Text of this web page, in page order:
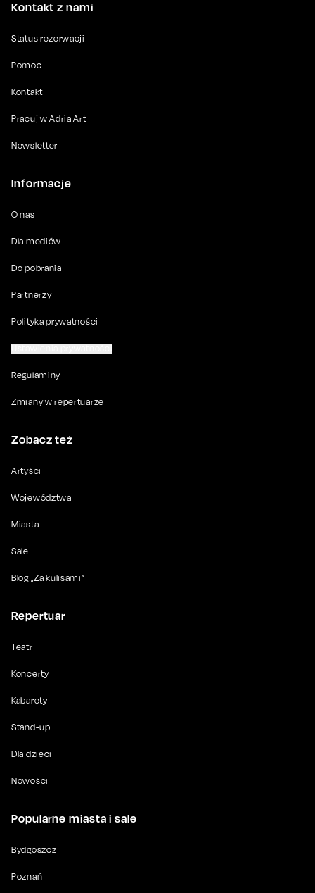
Kontakt z nami
Status rezerwacji
Pomoc
Kontakt
Pracuj w Adria Art
Newsletter
Informacje
O nas
Dla mediów
Do pobrania
Partnerzy
Polityka prywatności
Regulaminy
Zmiany w repertuarze
Zobacz też
Artyści
Województwa
Miasta
Sale
Blog „Za kulisami”
Repertuar
Teatr
Koncerty
Kabarety
Stand-up
Dla dzieci
Nowości
Popularne miasta i sale
Bydgoszcz
Poznań